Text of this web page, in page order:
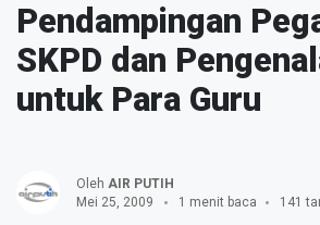
Pendampingan
SKPD dan
untuk Para Guru
Oleh AIR PUTIH
Mei 25, 2009
1 menit baca 141